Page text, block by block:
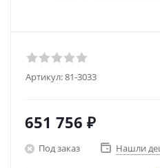
Артикул:81-3033
651 756 ₽
Под заказ Нашли